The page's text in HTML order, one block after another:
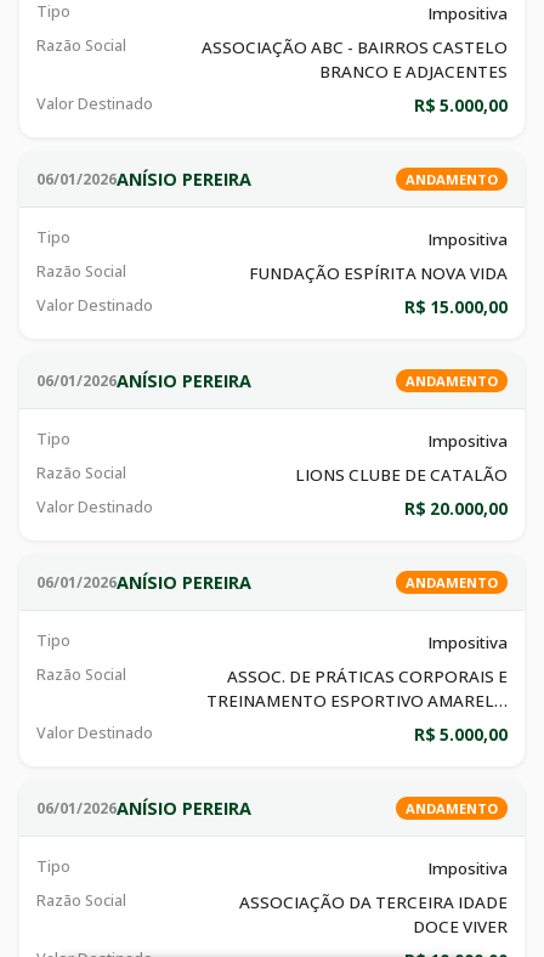
Tipo Impositiva
Razão Social
ASSOCIAÇÃO ABC - BAIRROS CASTELO
BRANCO E ADJACENTES
Valor Destinado R$ 5.000,00
06/01/2026ANÍSIO PEREIRA ANDAMENTO
Tipo Impositiva
Razão Social FUNDAÇÃO ESPÍRITA NOVA VIDA
Valor Destinado R$ 15.000,00
06/01/2026ANÍSIO PEREIRA ANDAMENTO
Tipo Impositiva
Razão Social LIONS CLUBE DE CATALÃO
Valor Destinado R$ 20.000,00
06/01/2026ANÍSIO PEREIRA ANDAMENTO
Tipo Impositiva
Razão Social
ASSOC. DE PRÁTICAS CORPORAIS E
TREINAMENTO ESPORTIVO AMARELO
- APCTE
Valor Destinado R$ 5.000,00
06/01/2026ANÍSIO PEREIRA ANDAMENTO
Tipo Impositiva
Razão Social
ASSOCIAÇÃO DA TERCEIRA IDADE
DOCE VIVER